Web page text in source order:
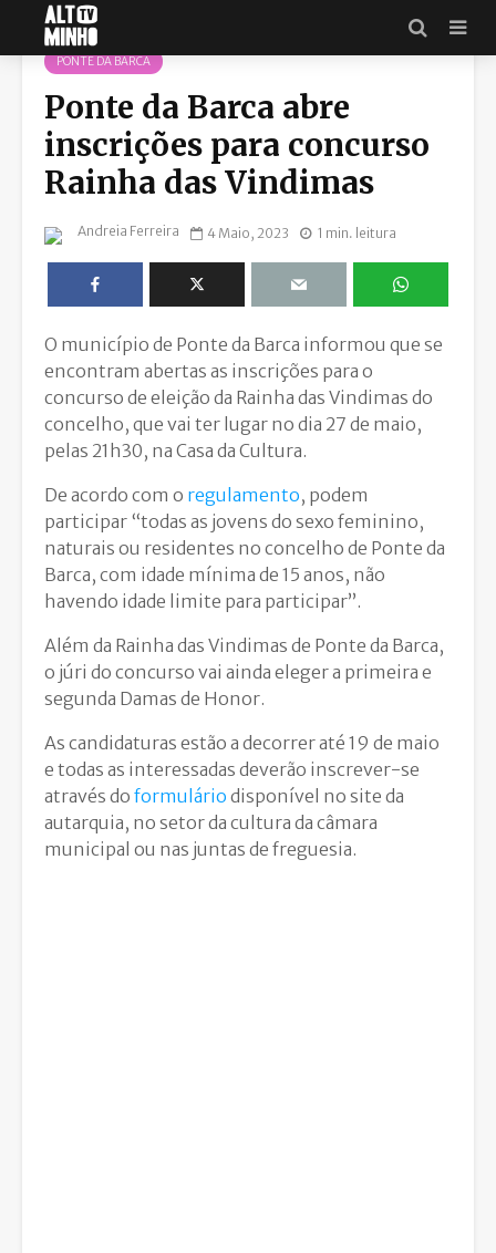
PONTE DA BARCA
Ponte da Barca abre
inscrições para concurso
Rainha das Vindimas
Andreia Ferreira 4 Maio, 2023 1 min. leitura
O município de Ponte da Barca informou que se
encontram abertas as inscrições para o
concurso de eleição da Rainha das Vindimas do
concelho, que vai ter lugar no dia 27 de maio,
pelas 21h30, na Casa da Cultura.
De acordo com o regulamento, podem
participar “todas as jovens do sexo feminino,
naturais ou residentes no concelho de Ponte da
Barca, com idade mínima de 15 anos, não
havendo idade limite para participar”.
Além da Rainha das Vindimas de Ponte da Barca,
o júri do concurso vai ainda eleger a primeira e
segunda Damas de Honor.
As candidaturas estão a decorrer até 19 de maio
e todas as interessadas deverão inscrever-se
através do formulário disponível no site da
autarquia, no setor da cultura da câmara
municipal ou nas juntas de freguesia.